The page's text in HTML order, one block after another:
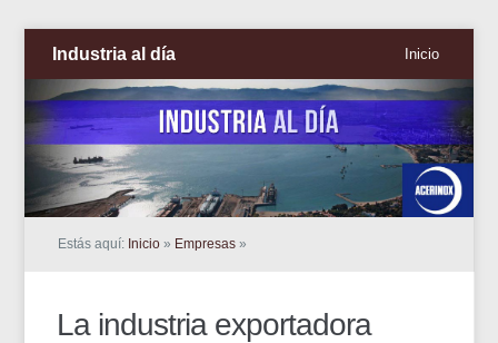
Industria al día Inicio
Estás aquí: Inicio » Empresas »
La industria exportadora